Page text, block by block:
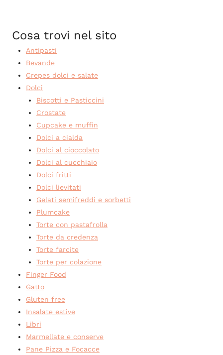
Cosa trovi nel sito
Antipasti
Bevande
Crepes dolci e salate
Dolci
Biscotti e Pasticcini
Crostate
Cupcake e muffin
Dolci a cialda
Dolci al cioccolato
Dolci al cucchiaio
Dolci fritti
Dolci lievitati
Gelati semifreddi e sorbetti
Plumcake
Torte con pastafrolla
Torte da credenza
Torte farcite
Torte per colazione
Finger Food
Gatto
Gluten free
Insalate estive
Libri
Marmellate e conserve
Pane Pizza e Focacce